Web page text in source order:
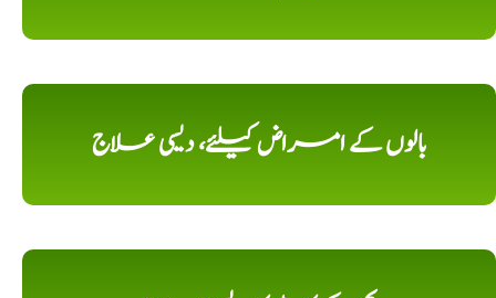
بالوں کے امراض کیلئے، دیسی علاج